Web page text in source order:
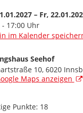
Fortbildung
– Fr,
- 17:00 Uhr
im Kalender
Seehof
10, 6020
Maps anzeigen
Punkte: 18